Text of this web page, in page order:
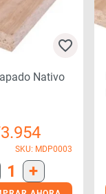
Nativo
SKU: MDP0003
1 +